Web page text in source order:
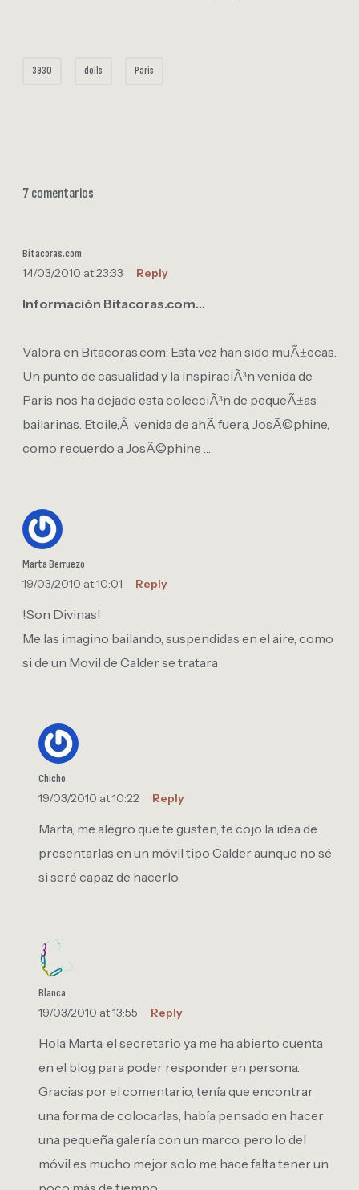
3930 dolls Paris
7 comentarios
Bitacoras.com
14/03/2010 at 23:33 Reply
Información Bitacoras.com…
Valora en Bitacoras.com: Esta vez han sido muÃ±ecas.
Un punto de casualidad y la inspiraciÃ³n venida de
Paris nos ha dejado esta colecciÃ³n de pequeÃ±as
bailarinas. Etoile,Â venida de ahÃ­ fuera, JosÃ©phine,
como recuerdo a JosÃ©phine …
Marta Berruezo
19/03/2010 at 10:01 Reply
!Son Divinas!
Me las imagino bailando, suspendidas en el aire, como
si de un Movil de Calder se tratara
Chicho
19/03/2010 at 10:22 Reply
Marta, me alegro que te gusten, te cojo la idea de
presentarlas en un móvil tipo Calder aunque no sé
si seré capaz de hacerlo.
Blanca
19/03/2010 at 13:55 Reply
Hola Marta, el secretario ya me ha abierto cuenta
en el blog para poder responder en persona.
Gracias por el comentario, tenía que encontrar
una forma de colocarlas, había pensado en hacer
una pequeña galería con un marco, pero lo del
móvil es mucho mejor solo me hace falta tener un